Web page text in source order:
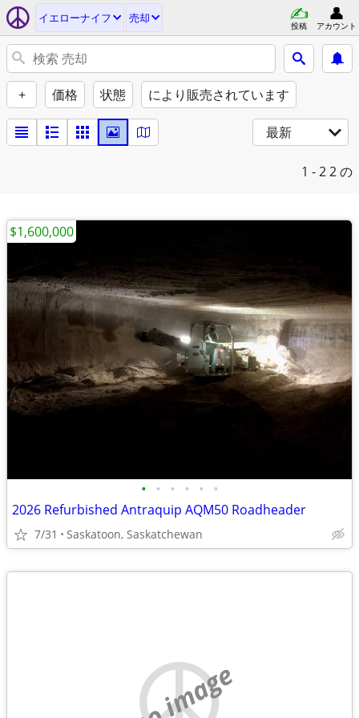
イエローナイフ 売却
投稿 アカウント
+ 価格 状態 により販売されています
最新
1 - 22 の
• • • • • •
2026 Refurbished Antraquip AQM50 Roadheader
7/31 Saskatoon, Saskatchewan
$1,600,000
no image